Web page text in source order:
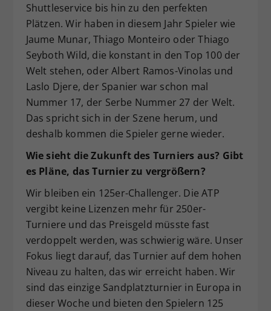
Shuttleservice bis hin zu den perfekten
Plätzen. Wir haben in diesem Jahr Spieler wie
Jaume Munar, Thiago Monteiro oder Thiago
Seyboth Wild, die konstant in den Top 100 der
Welt stehen, oder Albert Ramos-Vinolas und
Laslo Djere, der Spanier war schon mal
Nummer 17, der Serbe Nummer 27 der Welt.
Das spricht sich in der Szene herum, und
deshalb kommen die Spieler gerne wieder.
Wie sieht die Zukunft des Turniers aus? Gibt
es Pläne, das Turnier zu vergrößern?
Wir bleiben ein 125er-Challenger. Die ATP
vergibt keine Lizenzen mehr für 250er-
Turniere und das Preisgeld müsste fast
verdoppelt werden, was schwierig wäre. Unser
Fokus liegt darauf, das Turnier auf dem hohen
Niveau zu halten, das wir erreicht haben. Wir
sind das einzige Sandplatzturnier in Europa in
dieser Woche und bieten den Spielern 125